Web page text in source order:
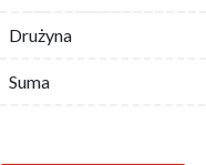
Drużyna
Suma
Drużyna
Suma